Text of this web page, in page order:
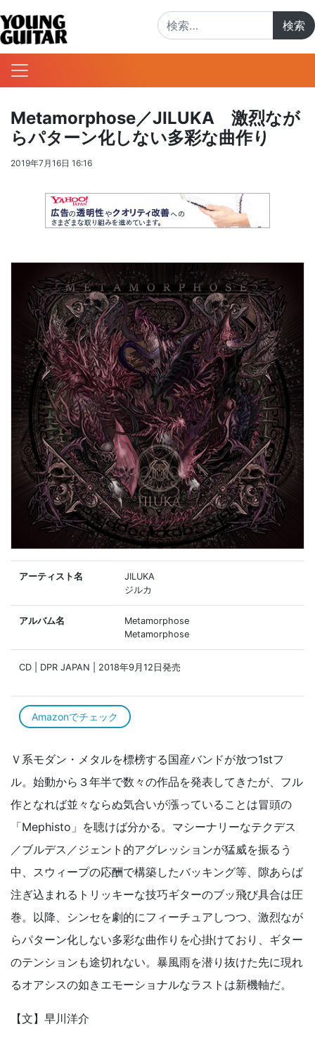
Metamorphose／JILUKA 激烈なが
らパターン化しない多彩な曲作り
2019年7月16日 16:16
アーティスト名
JILUKA
ジルカ
アルバム名
Metamorphose
Metamorphose
CD | DPR JAPAN | 2018年9月12日発売
Amazonでチェック
Ｖ系モダン・メタルを標榜する国産バンドが放つ1stフ
ル。始動から３年半で数々の作品を発表してきたが、フル
作となれば並々ならぬ気合いが漲っていることは冒頭の
「Mephisto」を聴けば分かる。マシーナリーなテクデス
／ブルデス／ジェント的アグレッションが猛威を振るう
中、スウィープの応酬で構築したバッキング等、隙あらば
注ぎ込まれるトリッキーな技巧ギターのブッ飛び具合は圧
巻。以降、シンセを劇的にフィーチュアしつつ、激烈なが
らパターン化しない多彩な曲作りを心掛けており、ギター
のテンションも途切れない。暴風雨を潜り抜けた先に現れ
るオアシスの如きエモーショナルなラストは新機軸だ。
【文】早川洋介